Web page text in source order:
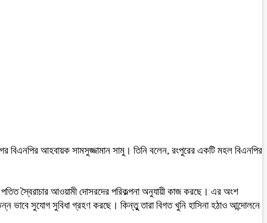
বিএনপির আহবায়ক সামসুজ্জামান সামু। তিনি বলেন, রংপুরের একটি মহল বিএনপির
স্বৈরাচার আওয়ামী দোসরদের পরিকল্পনা অনুযায়ী কাজ করছে। এর অংশ
ভাবে সুযোগ সুবিধা গ্রহণ করছে। কিন্তুু তারা বিগত খুনি হাসিনা হঠাও আন্দোলনে